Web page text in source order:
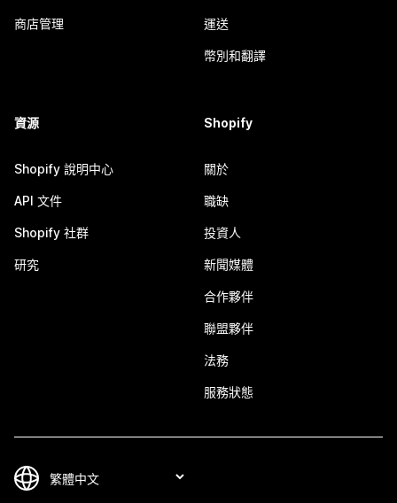
商店管理 運送
幣別和翻譯
資源
Shopify 說明中心
API 文件
Shopify 社群
研究
Shopify
關於
職缺
投資人
新聞媒體
合作夥伴
聯盟夥伴
法務
服務狀態